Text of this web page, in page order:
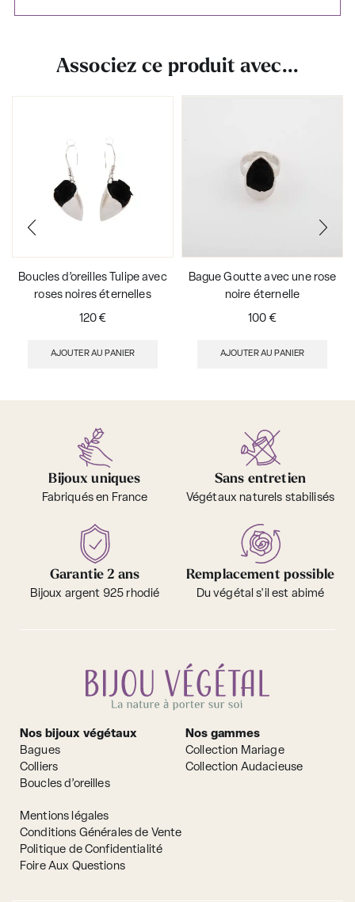
Associez ce produit avec...
Boucles d’oreilles Tulipe avec
roses noires éternelles
120€
AJOUTER AU PANIER
Bague Goutte avec une rose
noire éternelle
100 €
AJOUTER AU PANIER
Bijoux uniques
Fabriqués en France
Sans entretien
Végétaux naturels stabilisés
Garantie 2 ans
Bijoux argent 925 rhodié
Remplacement possible
Du végétal s'il est abimé
Nos bijoux végétaux
Bagues
Colliers
Boucles d’oreilles
Nos gammes
Collection Mariage
Collection Audacieuse
Mentions légales
Conditions Générales de Vente
Politique de Confidentialité
Foire Aux Questions